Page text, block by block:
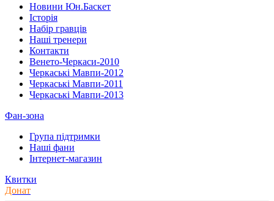
Новини Юн.Баскет
Історія
Набір гравців
Наші тренери
Контакти
Венето-Черкаси-2010
Черкаські Мавпи-2012
Черкаські Мавпи-2011
Черкаські Мавпи-2013
Фан-зона
Група підтримки
Наші фани
Інтернет-магазин
Квитки
Донат